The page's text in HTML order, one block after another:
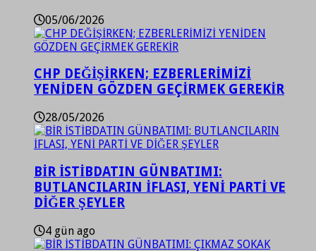
05/06/2026
CHP DEĞİŞİRKEN; EZBERLERİMİZİ
YENİDEN GÖZDEN GEÇİRMEK GEREKİR
28/05/2026
BİR İSTİBDATIN GÜNBATIMI:
BUTLANCILARIN İFLASI, YENİ PARTİ VE
DİĞER ŞEYLER
4 gün ago